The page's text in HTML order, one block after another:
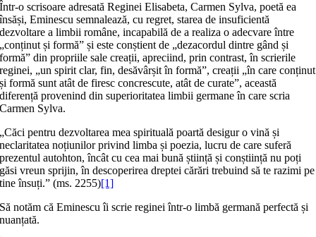
Într-o scrisoare adresată Reginei Elisabeta, Carmen Sylva, poetă ea
însăși, Eminescu semnalează, cu regret, starea de insuficientă
dezvoltare a limbii române, incapabilă de a realiza o adecvare între
„conținut și formă” și este conștient de „dezacordul dintre gând și
formă” din propriile sale creații, apreciind, prin contrast, în scrierile
reginei, „un spirit clar, fin, desăvârșit în formă”, creații „în care conținut
și formă sunt atât de firesc concrescute, atât de curate”, această
diferență provenind din superioritatea limbii germane în care scria
Carmen Sylva.
„Căci pentru dezvoltarea mea spirituală poartă desigur o vină și
neclaritatea noțiunilor privind limba și poezia, lucru de care suferă
prezentul autohton, încât cu cea mai bună știință și conștiință nu poți
găsi vreun sprijin, în descoperirea dreptei cărări trebuind să te razimi pe
tine însuți.” (ms. 2255)[1]
Să notăm că Eminescu îi scrie reginei într-o limbă germană perfectă și
nuanțată.